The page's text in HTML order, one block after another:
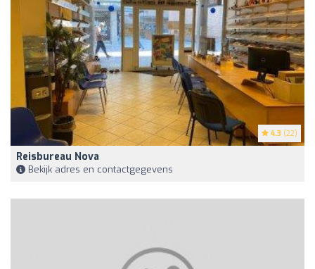
4.3 (22)
Reisbureau Nova
Bekijk adres en contactgegevens